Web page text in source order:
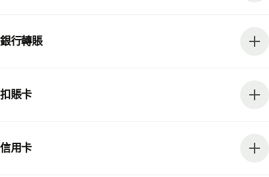
銀行轉賬
扣賬卡
信用卡